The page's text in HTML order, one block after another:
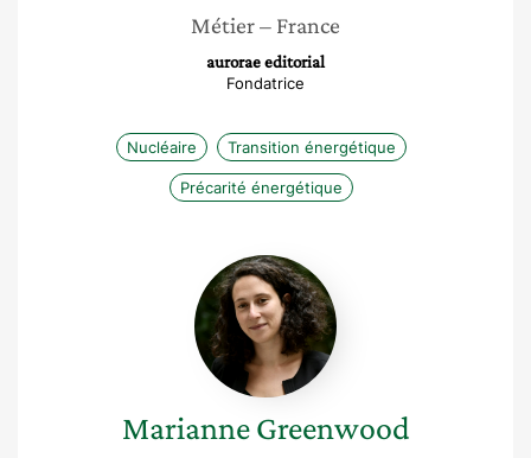
Métier– France
aurorae editorial
Fondatrice
Nucléaire Transition énergétique
Précarité énergétique
Marianne
Greenwood
Marianne Greenwood